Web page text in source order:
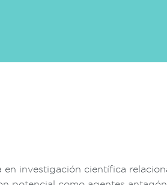
en investigación científica